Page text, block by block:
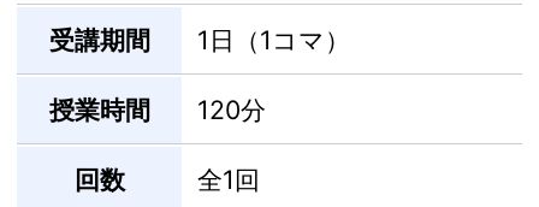
受講期間 1日（1コマ）
授業時間 120分
回数 全1回